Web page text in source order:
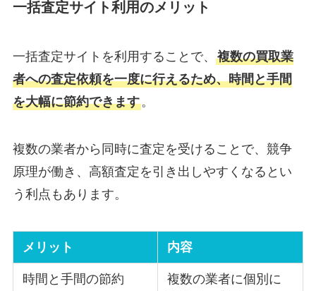
一括査定サイト利用のメリット
一括査定サイトを利用することで、 複数の買取業
者への査定依頼を一度に行えるため、時間と手間
を大幅に節約できます。
複数の業者から同時に査定を受けることで、競争
原理が働き、高額査定を引き出しやすくなるとい
う利点もあります。
メリット 内容
時間と手間の節約
複数の業者に個別に